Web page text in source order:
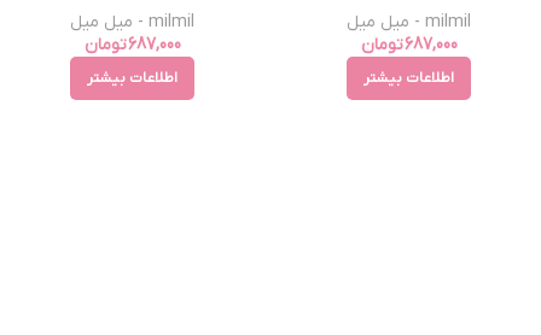
milmil - میل میل
687,000تومان
اطلاعات بیشتر
milmil - میل میل
687,000تومان
اطلاعات بیشتر